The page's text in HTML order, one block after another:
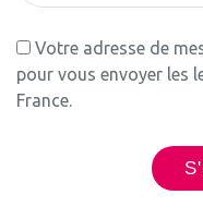
Votre adresse de
pour vous envoyer les
France.